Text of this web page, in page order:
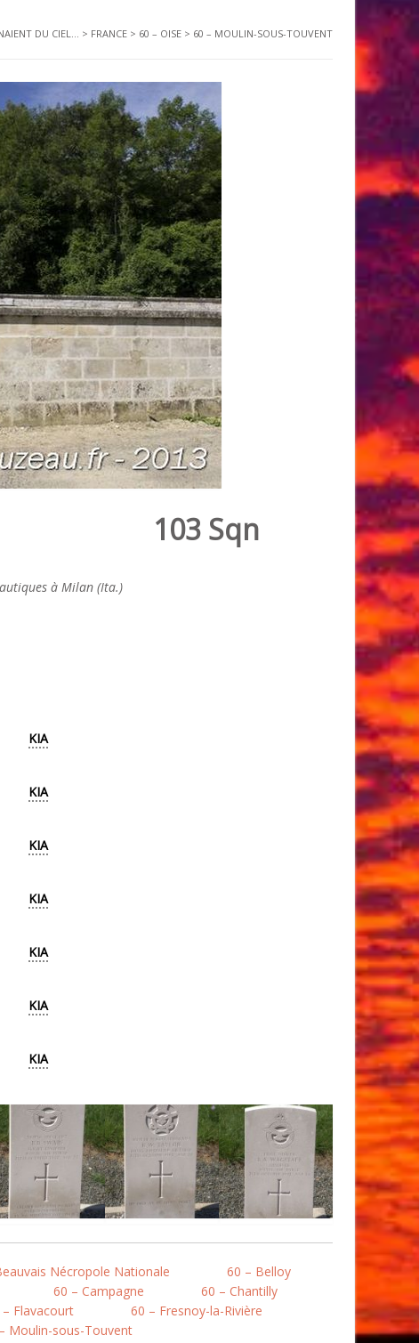
DU CIEL... > FRANCE > 60 – OISE > 60 – MOULIN-SOUS-TOUVENT
103 Sqn
à Milan (Ita.)
KIA
KIA
KIA
KIA
KIA
KIA
KIA
Nécropole Nationale
60 – Belloy
60 – Campagne
60 – Chantilly
Flavacourt
60 – Fresnoy-la-Rivière
Moulin-sous-Touvent